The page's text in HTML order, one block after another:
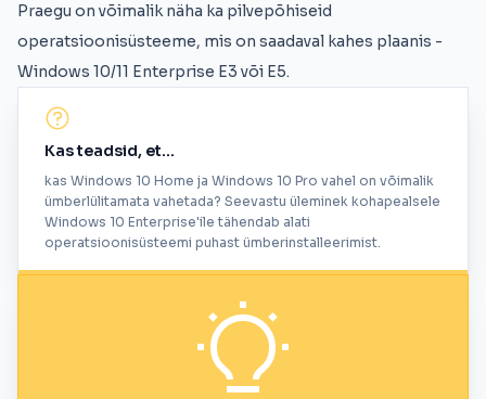
Praegu on võimalik näha ka pilvepõhiseid
operatsioonisüsteeme, mis on saadaval kahes plaanis -
Windows 10/11 Enterprise E3 või E5.
Kas teadsid, et...
kas Windows 10 Home ja Windows 10 Pro vahel on võimalik
ümberlülitamata vahetada? Seevastu üleminek kohapealsele
Windows 10 Enterprise'ile tähendab alati
operatsioonisüsteemi puhast ümberinstalleerimist.